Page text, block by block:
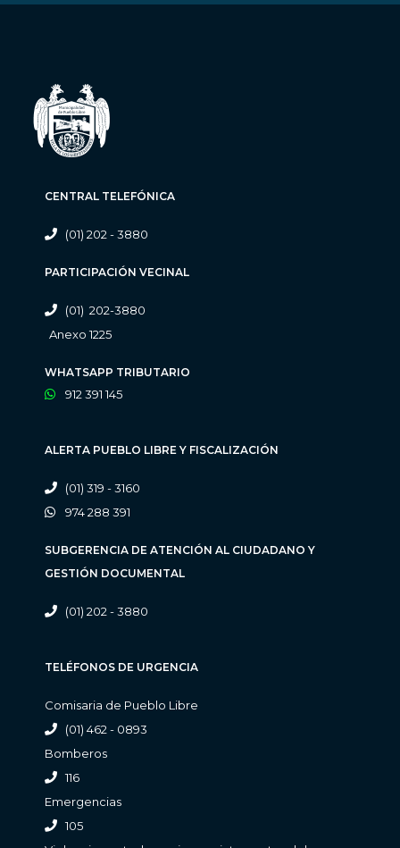
CENTRAL TELEFÓNICA
(01) 202 - 3880
PARTICIPACIÓN VECINAL
(01) 202-3880
Anexo 1225
WHATSAPP TRIBUTARIO
912 391 145
ALERTA PUEBLO LIBRE Y FISCALIZACIÓN
(01) 319 - 3160
974 288 391
SUBGERENCIA DE ATENCIÓN AL CIUDADANO Y
GESTIÓN DOCUMENTAL
(01) 202 - 3880
TELÉFONOS DE URGENCIA
Comisaria de Pueblo Libre
(01) 462 - 0893
Bomberos
116
Emergencias
105